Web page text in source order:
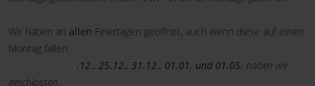
Wir haben an allen Feiertagen geöffnet, auch wenn diese auf einen
Montag fallen.
.12., 25.12., 31.12., 01.01. und 01.05. haben wir
geschlossen.